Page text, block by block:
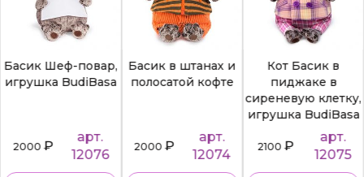
Басик Шеф-повар,
игрушка BudiBasa
2000₽
арт.
12076
Басик в штанах и
полосатой кофте
2000₽
арт.
12074
Кот Басик в
пиджаке в
сиреневую клетку,
игрушка BudiBasa
2100₽
арт.
12075